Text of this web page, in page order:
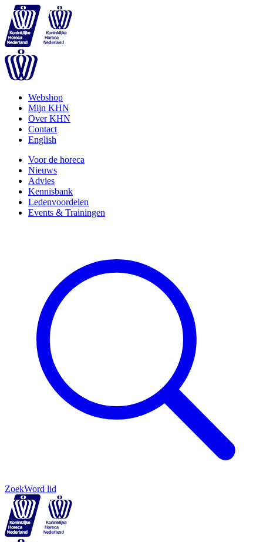
Webshop
Mijn KHN
Over KHN
Contact
English
Voor de horeca
Nieuws
Advies
Kennisbank
Ledenvoordelen
Events & Trainingen
ZoekWord lid